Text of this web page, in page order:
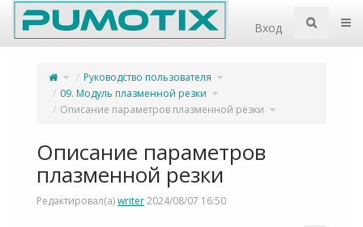
Home
Вход
Переключите
родительское
дерево
Описание
параметров
плазменной
резки.
Руководство пользователя Переключите
дерево
иерархии
Руководство
пользователя.
09. Модуль плазменной резки Переключите
дерево
иерархии
под
09.
Модуль
плазменной
резки.
Описание параметров плазменной резки Переключите
дерево
иерархии
Описание параметров
плазменной резки
Редактировал(а)writer2024/08/07 16:50